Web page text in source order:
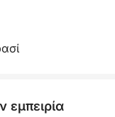
εμπειρία